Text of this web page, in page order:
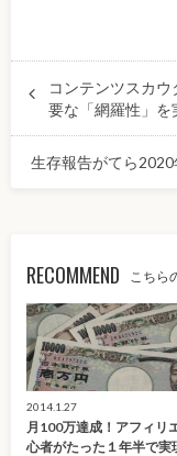
コンテンツスカ
要な「網羅性」を
生存報告がてら2020
RECOMMEND こちら
2014.1.27
月100万達成！アフィリ
心者がたった１年半で実